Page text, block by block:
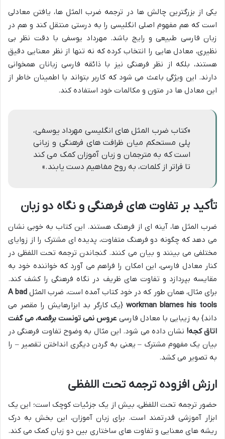
یکی از بزرگترین چالش ها در ترجمه ضرب المثل ها، یافتن معادلی
است که هم مفهوم اصلی انگلیسی را به درستی منتقل کند و هم در
زبان فارسی طبیعی و رایج باشد. مهرداد یوسفی با دقت نظر بی
نظیری، معادل هایی را انتخاب کرده که نه تنها از نظر معنایی دقیق
هستند، بلکه از نظر فرهنگی نیز با ذائقه فارسی زبانان همخوانی
دارند. این ویژگی باعث می شود که کاربر بتواند با اطمینان خاطر از
این معادل ها در متون و مکالمات خود استفاده کند.
«کتاب ضرب المثل های انگلیسی مهرداد یوسفی،
پلی مستحکم میان ظرافت های فرهنگی و زبانی
است که به مترجمان و زبان آموزان کمک می کند
تا فراتر از کلمات، به روح مفاهیم دست یابند.»
تأکید بر تفاوت های فرهنگی و نگاه دو زبان
ضرب المثل ها، آینه ای از فرهنگ هستند. این کتاب به خوبی نشان
می دهد که چگونه دو فرهنگ متفاوت، پدیده ای مشترک را از زوایای
مختلفی می بینند و بیان می کنند. گنجاندن ترجمه تحت اللفظی در
کنار معادل فارسی، این امکان را فراهم می آورد که خواننده خود به
مقایسه بپردازد و تفاوت های ظریف در نگاه فرهنگی را کشف کند.
برای مثال، همان طور که در خود کتاب آمده است، ضرب المثل A bad
workman blames his tools{یک کارگر بد ابزارهایش را مقصر می
داند} به زیبایی با معادل فارسی عروس نمی تونست برقصه، می گفت
اتاق کجه! نشان داده می شود. این مثال به وضوح تفاوت فرهنگی در
بیان یک مفهوم مشترک – یعنی به گردن دیگری انداختن تقصیر – را
به تصویر می کشد.
ارزش افزوده ترجمه تحت اللفظی
حضور ترجمه تحت اللفظی، بیش از یک جزئیات کوچک است؛ این یک
ابزار آموزشی قدرتمند است. برای زبان آموزان، این بخش به درک
ریشه های معنایی و تفاوت های ساختاری بین دو زبان کمک می کند.